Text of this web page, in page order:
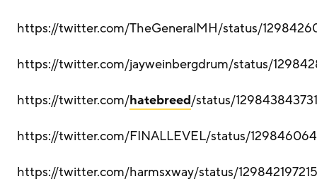
https://twitter.com/TheGeneralMH/status/
https://twitter.com/jayweinbergdrum/status/
https://twitter.com/hatebreed/status/
https://twitter.com/FINALLEVEL/status/
https://twitter.com/harmsxway/status/